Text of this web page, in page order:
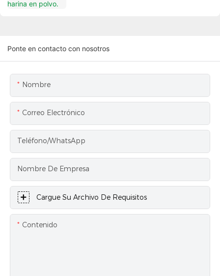
Ponte en contacto con nosotros
Nombre
Correo Electrónico
Teléfono/WhatsApp
Nombre De Empresa
Cargue Su Archivo De Requisitos
Contenido